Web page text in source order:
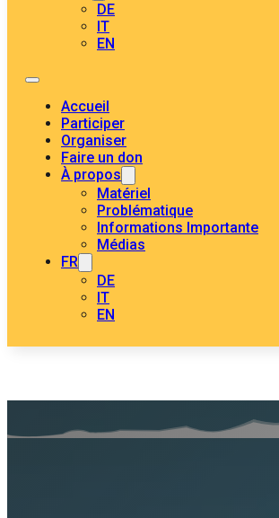
DE
IT
EN
Accueil
Participer
Organiser
Faire un don
À propos
Matériel
Problématique
Informations Importante
Médias
FR
DE
IT
EN